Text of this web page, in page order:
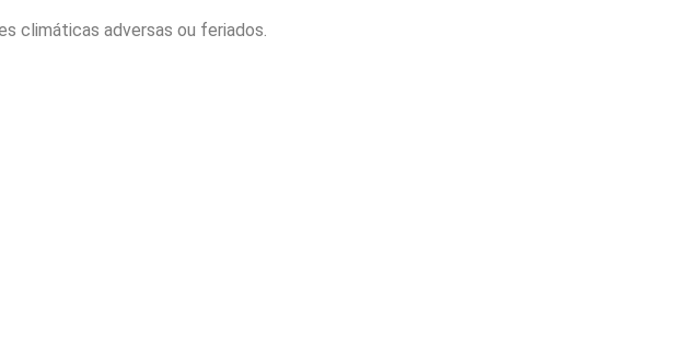
climáticas adversas ou feriados.